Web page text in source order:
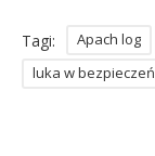
Tagi: Apach log
luka w